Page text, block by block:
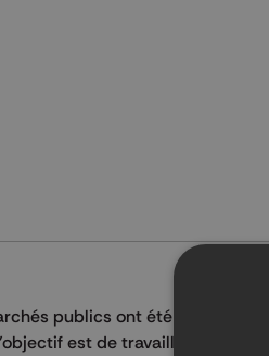
publics ont été lancés et
est de travailler vite